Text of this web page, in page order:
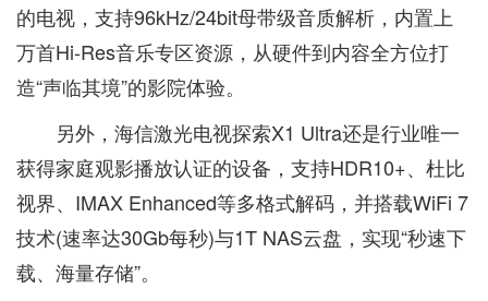
的电视，支持96kHz/24bit母带级音质解析，内置上
万首Hi-Res音乐专区资源，从硬件到内容全方位打
造“声临其境”的影院体验。
另外，海信激光电视探索X1 Ultra还是行业唯一
获得家庭观影播放认证的设备，支持HDR10+、杜比
视界、IMAX Enhanced等多格式解码，并搭载WiFi 7
技术(速率达30Gb每秒)与1T NAS云盘，实现“秒速下
载、海量存储”。